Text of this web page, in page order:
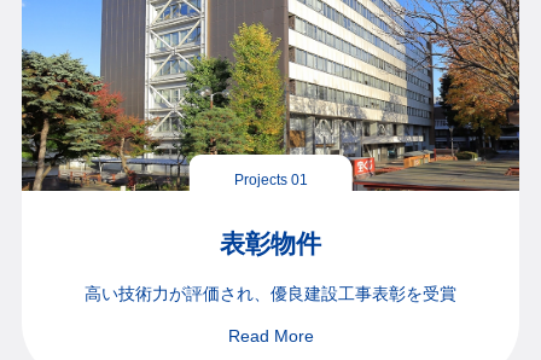
Projects 01
表彰物件
高い技術力が評価され、 優良建設工事表彰を受賞
Read More